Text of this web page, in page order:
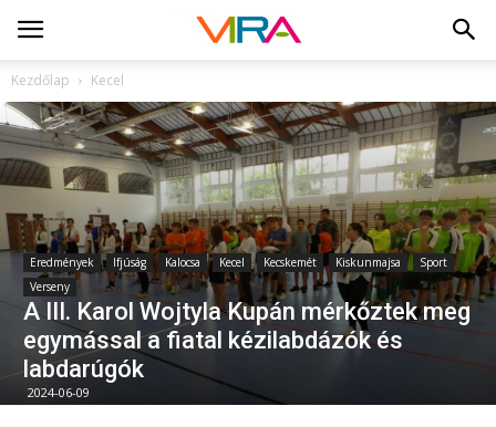
Kezdőlap Kecel
Eredmények Ifjúság Kalocsa Kecel Kecskemét Kiskunmajsa
Sport
Verseny
A III. Karol Wojtyla Kupán mérkőztek meg
egymással a fiatal kézilabdázók és
labdarúgók
2024-06-09